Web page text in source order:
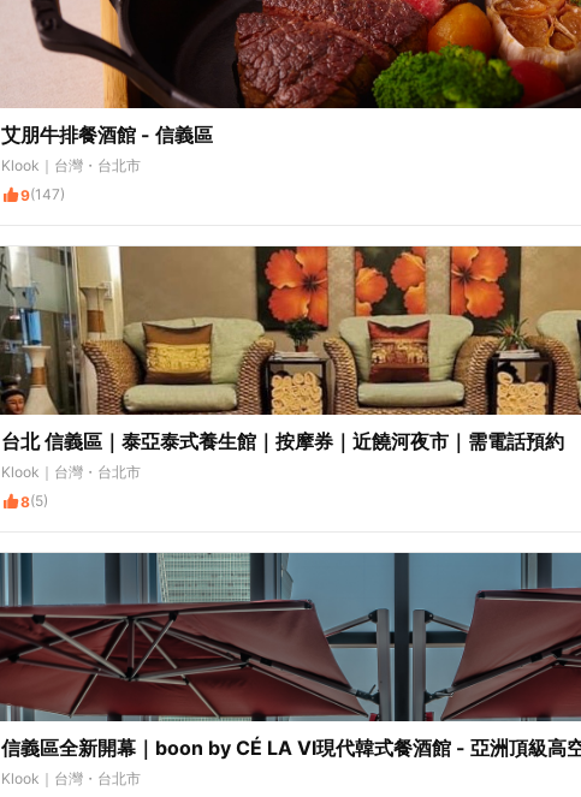
艾朋牛排餐酒館 - 信義區
Klook ｜台灣・台北市
9(147)
台北 信義區｜泰亞泰式養生館｜按摩券｜近饒河夜市｜需電話預約
Klook ｜台灣・台北市
8(5)
信義區全新開幕｜boon by CÉ LA VI現代韓式餐酒館 - 亞洲頂級高
Klook ｜台灣・台北市